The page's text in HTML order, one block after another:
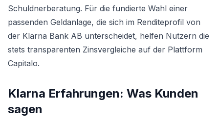
Schuldnerberatung. Für die fundierte Wahl einer
passenden Geldanlage, die sich im Renditeprofil von
der Klarna Bank AB unterscheidet, helfen Nutzern die
stets transparenten Zinsvergleiche auf der Plattform
Capitalo.
Klarna Erfahrungen: Was Kunden
sagen